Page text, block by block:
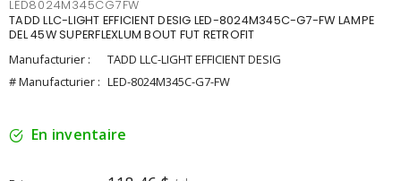
LED8024M345CG7FW
TADD LLC-LIGHT EFFICIENT DESIG LED-8024M345C-G7-FW LAMPE
DEL 45W SUPERFLEXLUM BOUT FUT RETROFIT
Manufacturier :
TADD LLC-LIGHT EFFICIENT DESIG
# Manufacturier : LED-8024M345C-G7-FW
En inventaire